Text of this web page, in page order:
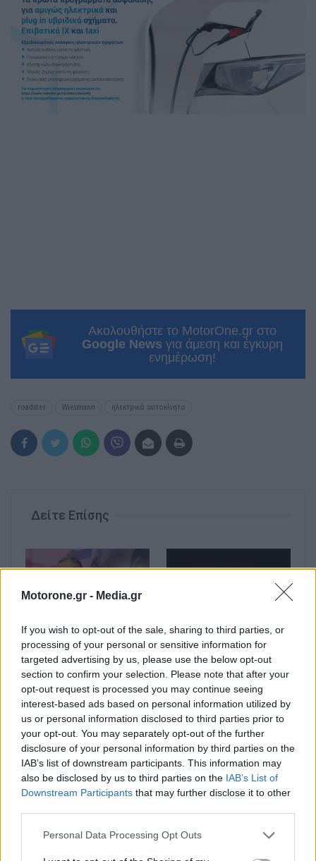
Motorone.gr - Media.gr
If you wish to opt-out of the sale, sharing to third parties, or
processing of your personal or sensitive information for
targeted advertising by us, please use the below opt-out
section to confirm your selection. Please note that after your
opt-out request is processed you may continue seeing
interest-based ads based on personal information utilized by
us or personal information disclosed to third parties prior to
your opt-out. You may separately opt-out of the further
disclosure of your personal information by third parties on the
IAB’s list of downstream participants. This information may
also be disclosed by us to third parties on the IAB’s List of
Downstream Participants that may further disclose it to other
Personal Data Processing Opt Outs
Ακολουθήστε το MotorOne.gr στο
Google News για άμεση και έγκυρη
ενημέρωση!
roadster Wiesmann ηλεκτρικά αυτοκίνητα
Δείτε Επίσης
Ο Alain Favey
αποκλειστικά στα Auto
Express / MotorOne:
«Δεν θα υπάρξει άλλο
GTi αν…
Bentley Torcal: Αν και
ηλεκτρική, θα
ακούγεται σαν να έχει
V8 κινητήρα
Ford Fathom: Αυτό είναι
Ο Alain Favey